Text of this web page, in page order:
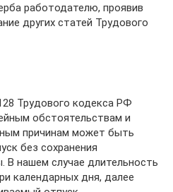
работодателю, проявив
других статей Трудового
Трудового кодекса РФ
обстоятельствам и
причинам может быть
без сохранения
В нашем случае длительность
календарных дня, далее